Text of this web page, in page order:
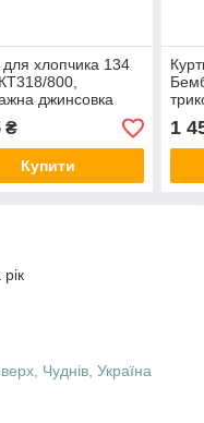
для хлопчика 134
800,
джинсовка
₴
Купити
1
Чуднів, Україна